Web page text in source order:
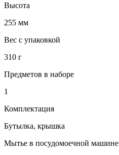
Высота
255 мм
Вес с упаковкой
310 г
Предметов в наборе
1
Комплектация
Бутылка, крышка
Мытье в посудомоечной машине